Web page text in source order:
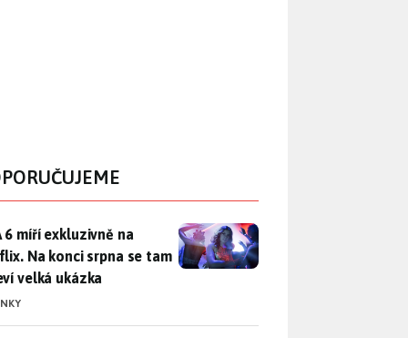
6 míří exkluzivně na Netflix. Na konci srpna se tam objeví
6 míří exkluzivně na
Na konci srpna se tam
velká ukázka